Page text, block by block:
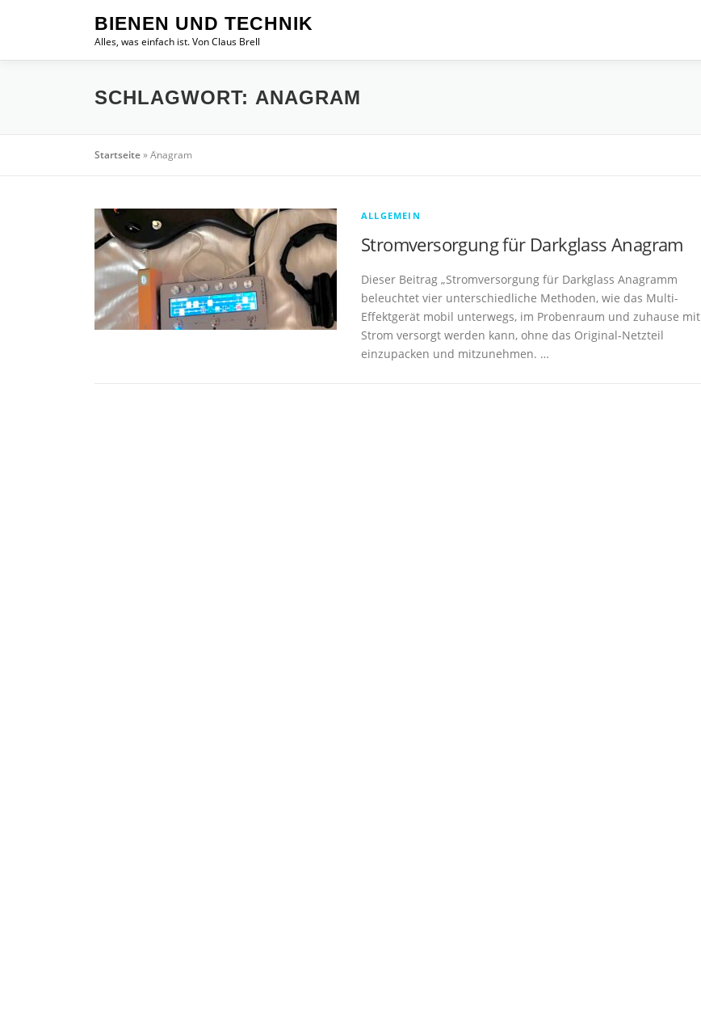
BIENEN UND TECHNIK
Alles, was einfach ist. Von Claus Brell
SCHLAGWORT: ANAGRAM
Startseite»Anagram
ALLGEMEIN
Stromversorgung für Darkglass Anagram
Dieser Beitrag „Stromversorgung für Darkglass Anagramm
beleuchtet vier unterschiedliche Methoden, wie das Multi-
Effektgerät mobil unterwegs, im Probenraum und zuhause mit
Strom versorgt werden kann, ohne das Original-Netzteil
einzupacken und mitzunehmen. …